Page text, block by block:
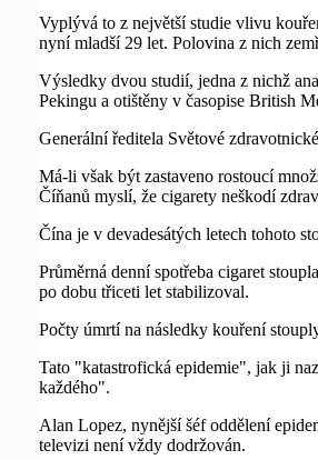
Vyplývá to z největší studie vlivu
nyní mladší 29 let. Polovina z nich
Výsledky dvou studií, jedna z nichž
Pekingu a otištěny v časopise British
Generální ředitela Světové
Má-li však být zastaveno rostoucí
Číňanů myslí, že cigarety neškodí
Čína je v devadesátých letech tohoto
Průměrná denní spotřeba cigaret
po dobu třiceti let stabilizoval.
Počty úmrtí na následky kouření
Tato "katastrofická epidemie", jak ji
každého".
Alan Lopez, nynější šéf oddělení
televizi není vždy dodržován.